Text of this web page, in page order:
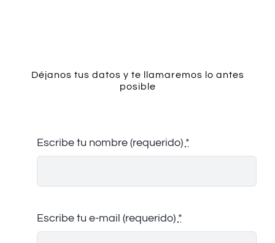
Déjanos tus datos y te llamaremos lo antes
posible
Escribe tu nombre (requerido) *
Escribe tu e-mail (requerido) *